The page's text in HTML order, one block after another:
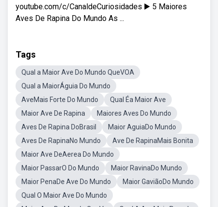
youtube.com/c/CanaldeCuriosidades ▶️ 5 Maiores
Aves De Rapina Do Mundo As ...
Tags
Qual a Maior Ave Do Mundo QueVOA
Qual a MaiorÁguia Do Mundo
AveMais Forte Do Mundo
Qual Éa Maior Ave
Maior Ave De Rapina
Maiores Aves Do Mundo
Aves De Rapina DoBrasil
Maior AguiaDo Mundo
Aves De RapinaNo Mundo
Ave De RapinaMais Bonita
Maior Ave DeAerea Do Mundo
Maior PassarO Do Mundo
Maior RavinaDo Mundo
Maior PenaDe Ave Do Mundo
Maior GaviãoDo Mundo
Qual O Maior Ave Do Mundo